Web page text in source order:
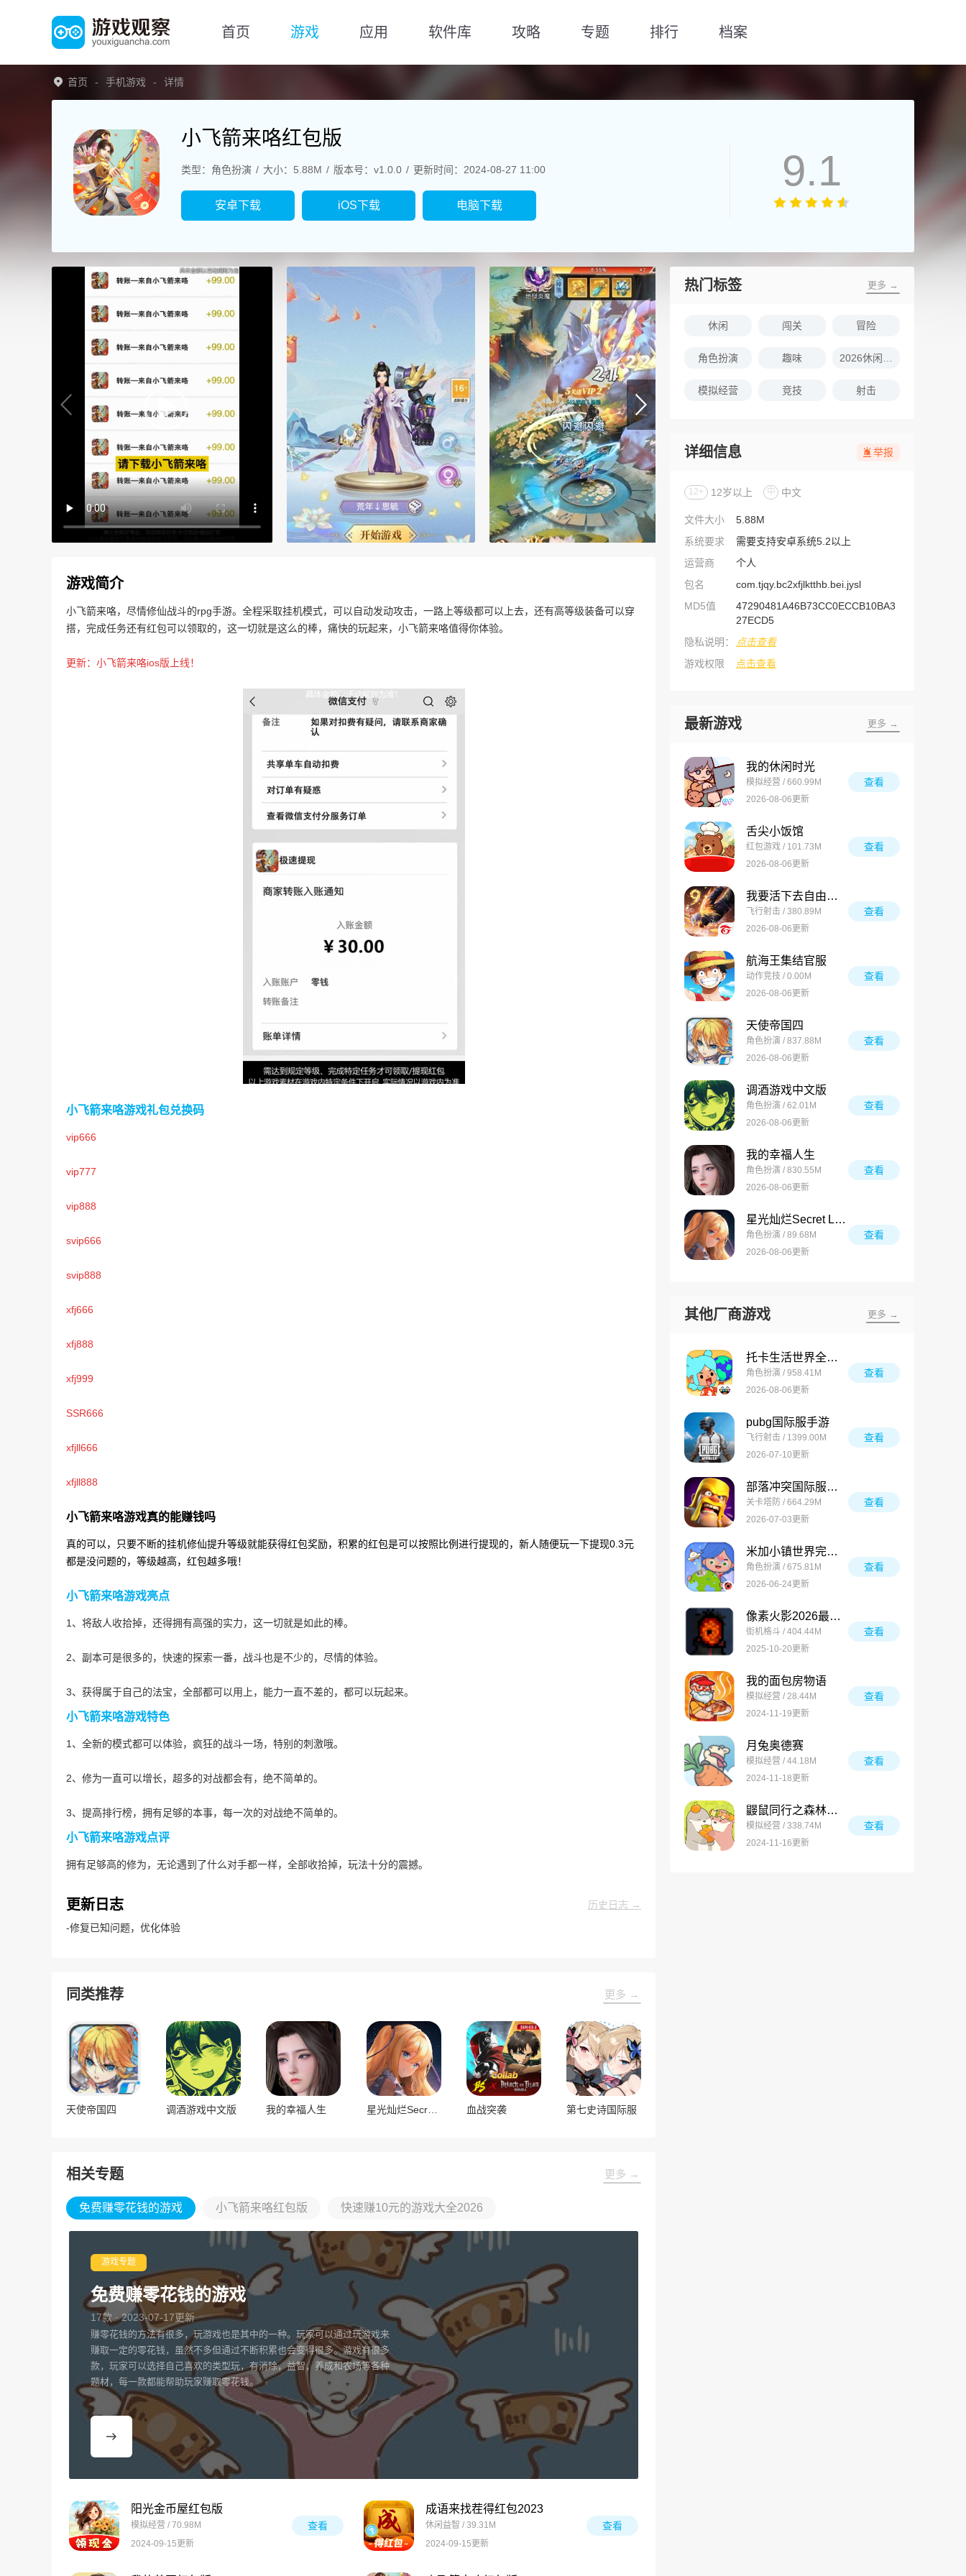
首页 游戏 应用 软件库 攻略 专题 排行 档案
首页 手机游戏 详情
小飞箭来咯红包版
类型：角色扮演 大小：5.88M 版本号：v1.0.0 更新时间：2024-08-27 11:00
安卓下载 iOS下载 电脑下载
9.1
游戏简介
小飞箭来咯，尽情修仙战斗的rpg手游。全程采取挂机模式，可以自动发动攻击，一路上等级都可以上去，还有高等级装备可以穿
搭，完成任务还有红包可以领取的，这一切就是这么的棒，痛快的玩起来，小飞箭来咯值得你体验。
更新： 小飞箭来咯ios版上线！
小飞箭来咯游戏礼包兑换码
vip666
vip777
vip888
svip666
svip888
xfj666
xfj888
xfj999
SSR666
xfjll666
xfjll888
小飞箭来咯游戏真的能赚钱吗
真的可以，只要不断的挂机修仙提升等级就能获得红包奖励，积累的红包是可以按照比例进行提现的，新人随便玩一下提现0.3元
都是没问题的，等级越高，红包越多哦！
小飞箭来咯游戏亮点
1、将敌人收拾掉，还得拥有高强的实力，这一切就是如此的棒。
2、副本可是很多的，快速的探索一番，战斗也是不少的，尽情的体验。
3、获得属于自己的法宝，全部都可以用上，能力一直不差的，都可以玩起来。
小飞箭来咯游戏特色
1、全新的模式都可以体验，疯狂的战斗一场，特别的刺激哦。
2、修为一直可以增长，超多的对战都会有，绝不简单的。
3、提高排行榜，拥有足够的本事，每一次的对战绝不简单的。
小飞箭来咯游戏点评
拥有足够高的修为，无论遇到了什么对手都一样，全部收拾掉，玩法十分的震撼。
更新日志
历史日志 →
-修复已知问题，优化体验
同类推荐 更多 →
天使帝国四 调酒游戏中文版 我的幸福人生 星光灿烂Secret Love 血战突袭 第七史诗国际服
相关专题 更多 →
免费赚零花钱的游戏 小飞箭来咯红包版 快速赚10元的游戏大全2026
游戏专题
免费赚零花钱的游戏
17款 · 2023-07-17更新
赚零花钱的方法有很多，玩游戏也是其中的一种。玩家可以通过玩游戏来
赚取一定的零花钱，虽然不多但通过不断积累也会变得很多。游戏有很多
款，玩家可以选择自己喜欢的类型玩，有消除，益智，养成和农场等各种
题材，每一款都能帮助玩家赚取零花钱。
阳光金币屋红包版
模拟经营 / 70.98M
2024-09-15更新
查看
成语来找茬得红包2023
休闲益智 / 39.31M
2024-09-15更新
查看
热门标签 更多 →
休闲 闯关 冒险
角色扮演 趣味
模拟经营 竞技 射击
详细信息 举报
12+ 12岁以上 中 中文
文件大小
5.88M
系统要求
需要支持安卓系统5.2以上
运营商
个人
包名
com.tjqy.bc2xfjlktthb.bei.jysl
MD5值
47290481A46B73CC0ECCB10BA3
27ECD5
隐私说明：
点击查看
游戏权限
点击查看
最新游戏 更多 →
我的休闲时光
模拟经营 / 660.99M
2026-08-06更新
查看
舌尖小饭馆
红包游戏 / 101.73M
2026-08-06更新
查看
我要活下去自由之火
飞行射击 / 380.89M
2026-08-06更新
查看
航海王集结官服
动作竞技 / 0.00M
2026-08-06更新
查看
天使帝国四
角色扮演 / 837.88M
2026-08-06更新
查看
调酒游戏中文版
角色扮演 / 62.01M
2026-08-06更新
查看
我的幸福人生
角色扮演 / 830.55M
2026-08-06更新
查看
星光灿烂Secret Love
角色扮演 / 89.68M
2026-08-06更新
查看
其他厂商游戏 更多 →
托卡生活世界全解锁版
角色扮演 / 958.41M
2026-08-06更新
查看
pubg国际服手游
飞行射击 / 1399.00M
2026-07-10更新
查看
部落冲突国际服最新版
关卡塔防 / 664.29M
2026-07-03更新
查看
米加小镇世界完整版
角色扮演 / 675.81M
2026-06-24更新
查看
像素火影2026最新版
街机格斗 / 404.44M
2025-10-20更新
查看
我的面包房物语
模拟经营 / 28.44M
2024-11-19更新
查看
月兔奥德赛
模拟经营 / 44.18M
2024-11-18更新
查看
鼹鼠同行之森林之家万圣节版
模拟经营 / 338.74M
2024-11-16更新
查看